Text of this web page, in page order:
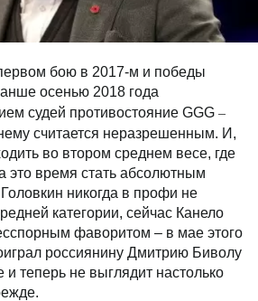
бою в 2017-м и победы
осенью 2018 года
судей противостояние GGG –
считается неразрешенным. И,
во втором среднем весе, где
это время стать абсолютным
никогда в профи не
категории, сейчас Канело
фаворитом – в мае этого
россиянину Дмитрию Биволу
теперь не выглядит настолько